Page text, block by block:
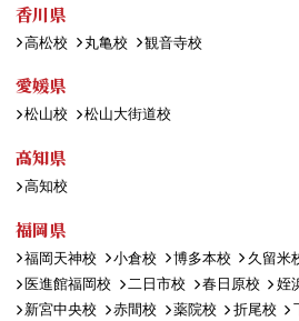
香川県
高松校 丸亀校 観音寺校
愛媛県
松山校 松山大街道校
高知県
高知校
福岡県
福岡天神校 小倉校 博多本校 久留米
医進館福岡校
二日市校 春日原校 姪
新宮中央校
赤間校 薬院校 折尾校